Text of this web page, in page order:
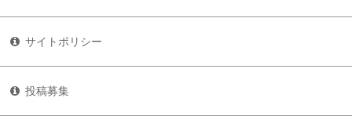
サイトポリシー
投稿募集